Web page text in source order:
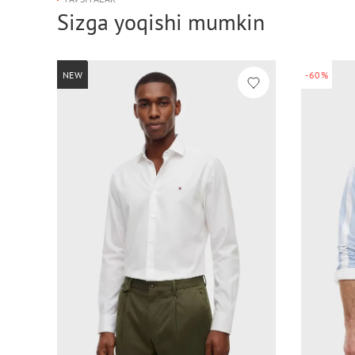
Sizga yoqishi mumkin
NEW -60%